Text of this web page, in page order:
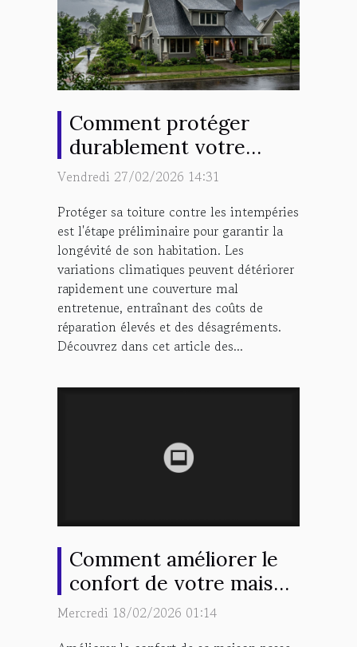
Comment protéger
durablement votre
toiture contre les
Vendredi 27/02/2026 14:31
Protéger sa toiture contre les intempéries
est l'étape préliminaire pour garantir la
longévité de son habitation. Les
variations climatiques peuvent détériorer
rapidement une couverture mal
entretenue, entraînant des coûts de
réparation élevés et des désagréments.
Découvrez dans cet article des...
Comment améliorer le
confort de votre maison
grâce à l'isolation des
Mercredi 18/02/2026 01:14